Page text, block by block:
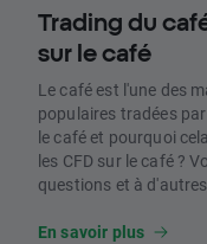
Trading du
sur le café
Le café est l'une des
populaires tradées
le café et pourquoi
les CFD sur le café ?
questions et à
En savoir plus